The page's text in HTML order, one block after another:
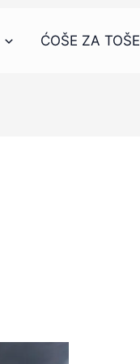
ĆOŠE ZA TOŠE